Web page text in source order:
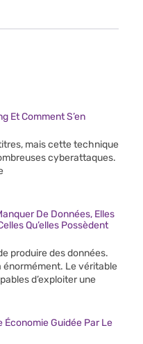
Et Comment S’en
mais cette technique
cyberattaques.
De Données, Elles
Qu’elles Possèdent
produire des données.
énormément. Le véritable
d’exploiter une
Économie Guidée Par Le